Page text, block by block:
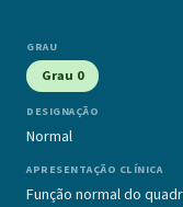
Grau 0
Normal
Função normal do